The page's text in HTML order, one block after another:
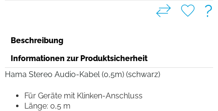
?
Beschreibung
Informationen zur Produktsicherheit
Hama Stereo Audio-Kabel (0,5m) (schwarz)
Für Geräte mit Klinken-Anschluss
Länge: 0,5 m